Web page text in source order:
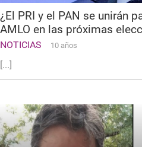
¿El PRI y el PAN se unirán
AMLO en las próximas
NOTICIAS 10 años
[...]